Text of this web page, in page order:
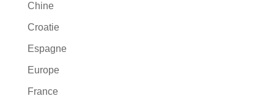
Chine
Croatie
Espagne
Europe
France